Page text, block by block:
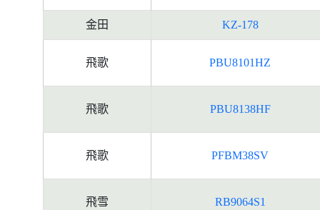
金田 KZ-178
飛歌 PBU8101HZ
飛歌 PBU8138HF
飛歌 PFBM38SV
飛雪 RB9064S1